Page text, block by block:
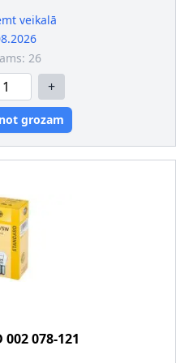
personālam!
:
veikalā
26
+
grozam
002 078-121